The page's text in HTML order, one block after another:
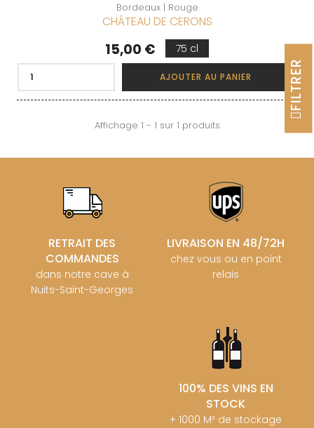
Bordeaux | Rouge
CHÂTEAU DE CERONS
Prix
15,00 € 75 cl
AJOUTER AU PANIER
Affichage 1 - 1 sur 1 produits
RETRAIT DES
COMMANDES
dans notre cave à
Nuits-Saint-Georges
LIVRAISON EN 48/72H
chez vous ou en point
relais
100% DES VINS EN
STOCK
+ 1000 M² de stockage
FILTRER